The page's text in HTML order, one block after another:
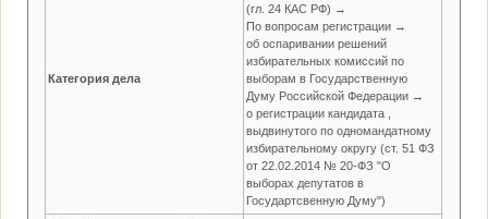
Категория дела
(гл. 24 КАС РФ) →
По вопросам регистрации →
об оспаривании решений
избирательных комиссий по
выборам в Государственную
Думу Российской Федерации →
о регистрации кандидата ,
выдвинутого по одномандатному
избирательному округу (ст. 51 ФЗ
от 22.02.2014 № 20-ФЗ "О
выборах депутатов в
Государтсвенную Думу")